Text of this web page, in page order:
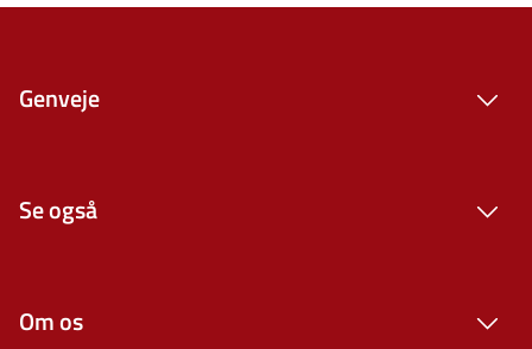
Genveje
Se også
Om os